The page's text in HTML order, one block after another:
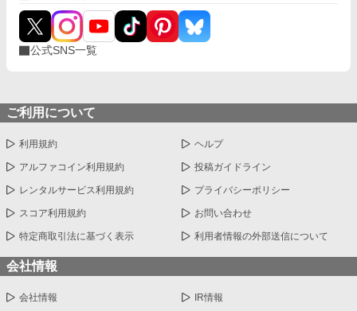
公式SNS一覧
ご利用について
利用規約 ヘルプ
アルファコイン利用規約 投稿ガイドライン
レンタルサービス利用規約 プライバシーポリシー
スコア利用規約 お問い合わせ
特定商取引法に基づく表示 利用者情報の外部送信について
会社情報
会社情報 IR情報